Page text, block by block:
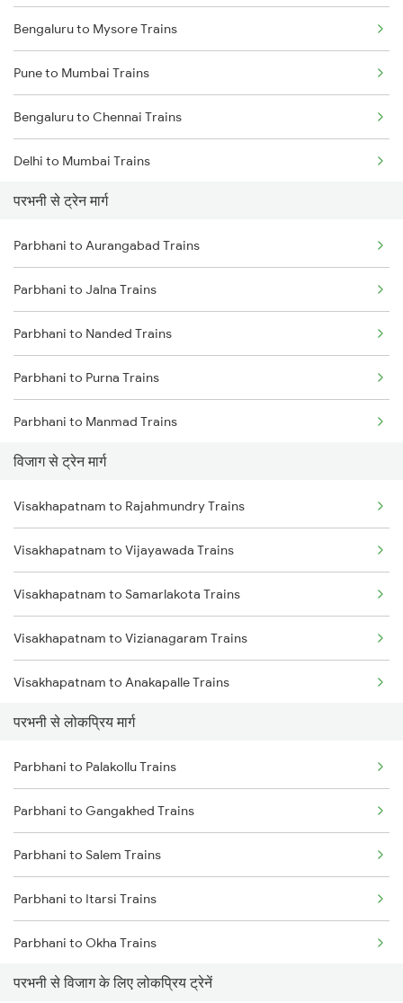
Bengaluru to Mysore Trains
Pune to Mumbai Trains
Bengaluru to Chennai Trains
Delhi to Mumbai Trains
Mumbai to Pune Trains
Delhi to Jammu Trains
Mumbai to Delhi Trains
Mumbai to Goa Trains
Chennai to Coimbatore Trains
परभनी से ट्रेन मार्ग
Parbhani to Aurangabad Trains
Parbhani to Jalna Trains
Parbhani to Nanded Trains
Parbhani to Purna Trains
Parbhani to Manmad Trains
Parbhani to Partur Trains
Parbhani to Seloo Trains
Parbhani to Manwath Trains
Parbhani to Rotegaon Trains
Parbhani to Nagarsul Trains
Parbhani to Latur Trains
Parbhani to Parli Trains
Parbhani to Hyderabad Trains
Parbhani to Gangakhed Trains
विजाग से ट्रेन मार्ग
Visakhapatnam to Rajahmundry Trains
Visakhapatnam to Vijayawada Trains
Visakhapatnam to Samarlakota Trains
Visakhapatnam to Vizianagaram Trains
Visakhapatnam to Anakapalle Trains
Visakhapatnam to Tadepalligudem Trains
Visakhapatnam to Tuni Trains
Visakhapatnam to Khurdha Trains
Visakhapatnam to Brahmapur Trains
Visakhapatnam to Bhubaneswar Trains
Visakhapatnam to Annavaram Trains
Visakhapatnam to Nidadavolu Trains
परभनी से लोकप्रिय मार्ग
Parbhani to Palakollu Trains
Parbhani to Gangakhed Trains
Parbhani to Salem Trains
Parbhani to Itarsi Trains
Parbhani to Okha Trains
Parbhani to Narsapur Trains
परभनी से विजाग के लिए लोकप्रिय ट्रेनें